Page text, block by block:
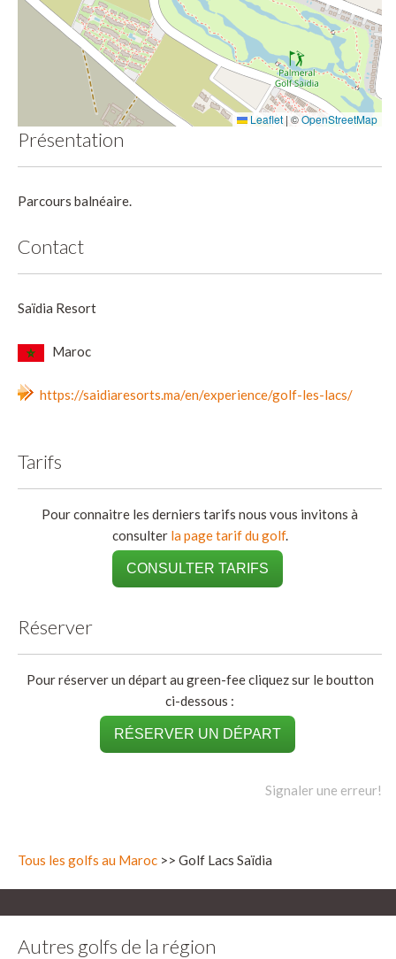
Leaflet | ©OpenStreetMap
Présentation
Parcours balnéaire.
Contact
Saïdia Resort
Maroc
https://saidiaresorts.ma/en/experience/golf-les-lacs/
Tarifs
Pour connaitre les derniers tarifs nous vous invitons à
consulter la page tarif du golf.
CONSULTER TARIFS
Réserver
Pour réserver un départ au green-fee cliquez sur le boutton
ci-dessous :
RÉSERVER UN DÉPART
Signaler une erreur!
Tous les golfs au Maroc >> Golf Lacs Saïdia
Autres golfs de la région